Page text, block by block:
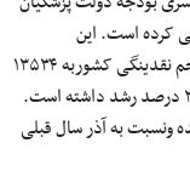
کرده است. این
اقتصاددان در یادداشتی نوشته «درپایان آذر ۱۴۰۴ حجم نقدینگی کشوربه ۱۳۵۳۴
هزار میلیارد تومان رسیده و نسبت به آذر سال قبلی ۳۳ درصد رشد داشته است.
تومان رسیده ونسبت به آذر سال قبلی